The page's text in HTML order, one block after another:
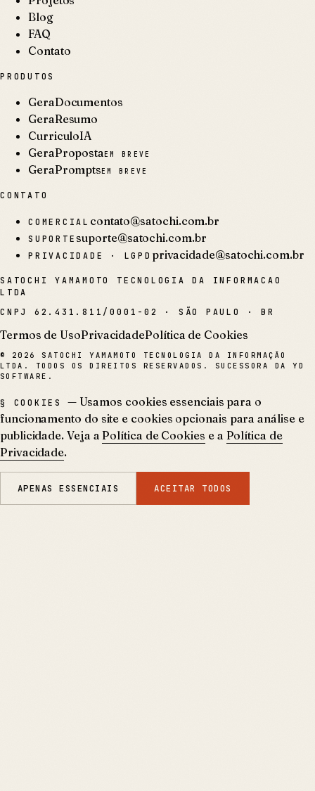
Blog
FAQ
Contato
PRODUTOS
GeraDocumentos
GeraResumo
CurriculoIA
GeraPropostaEM BREVE
GeraPromptsEM BREVE
CONTATO
COMERCIAL contato@satochi.com.br
SUPORTEsuporte@satochi.com.br
PRIVACIDADE · LGPD privacidade@satochi.com.br
SATOCHI YAMAMOTO TECNOLOGIA DA INFORMACAO
LTDA
CNPJ 62.431.811/0001-02 · SÃO PAULO · BR
Termos de UsoPrivacidadePolítica de Cookies
© 2026
SATOCHI YAMAMOTO TECNOLOGIA DA INFORMAÇÃO
LTDA. TODOS OS DIREITOS RESERVADOS. SUCESSORA DA YD
SOFTWARE.
§ COOKIES
— Usamos cookies essenciais para o
funcionamento do site e cookies opcionais para análise e
publicidade. Veja a Política de Cookies e a Política de
Privacidade.
APENAS ESSENCIAIS ACEITAR TODOS